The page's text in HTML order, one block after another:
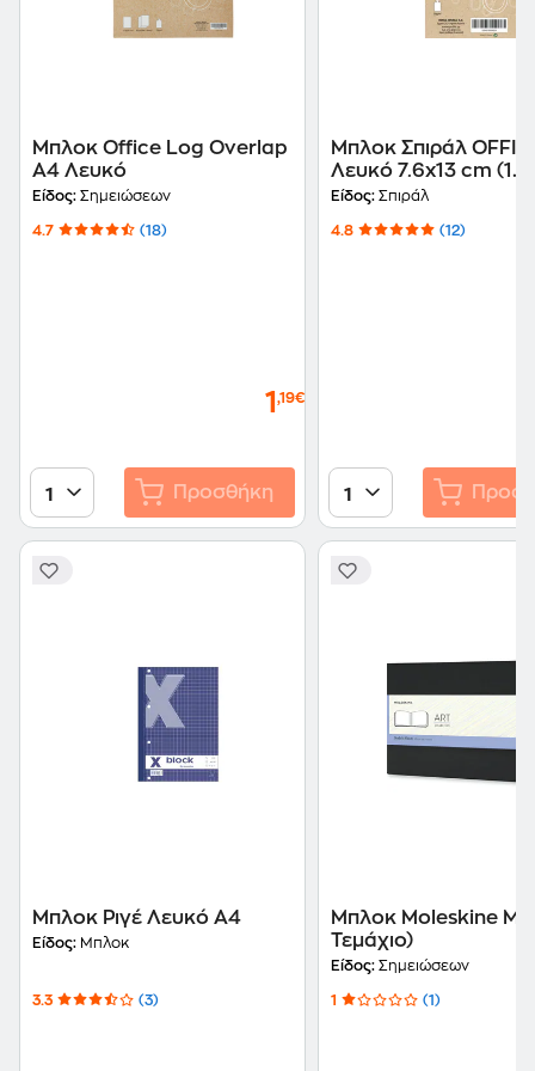
Μπλοκ Office Log Overlap
A4 Λευκό
Είδος: Σημειώσεων
4.7 (18)
1 ,19€
1 Προσθήκη
Μπλοκ Σπιράλ
Λευκό 7.6x13 cm (1
Τεμάχιο)
Είδος: Σπιράλ
4.8 (12)
1
Μπλοκ Ριγέ Λευκό Α4
Είδος: Μπλοκ
3.3 (3)
Μπλοκ Moleskine
Τεμάχιο)
Είδος: Σημειώσεων
1 (1)